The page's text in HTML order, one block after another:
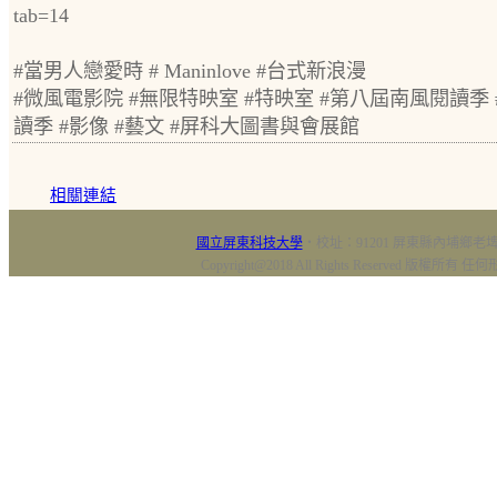
tab=14
#當男人戀愛時 # Maninlove #台式新浪漫
#微風電影院 #無限特映室 #特映室 #第八屆南風閱讀季
讀季 #影像 #藝文 #屏科大圖書與會展館
相關連結
國立屏東科技大學‧校址：91201 屏東縣內埔鄉老